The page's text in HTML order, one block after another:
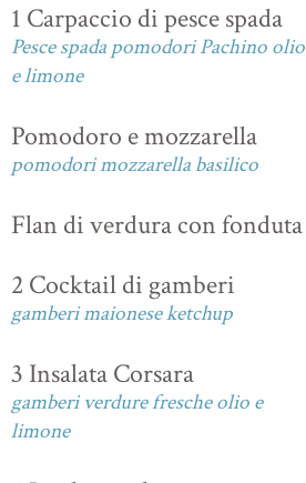
1 Carpaccio di pesce spada
Pesce spada pomodori Pachino olio
e limone
Pomodoro e mozzarella
pomodori mozzarella basilico
Flan di verdura con fonduta
2 Cocktail di gamberi
gamberi maionese ketchup
3 Insalata Corsara
gamberi verdure fresche olio e
limone